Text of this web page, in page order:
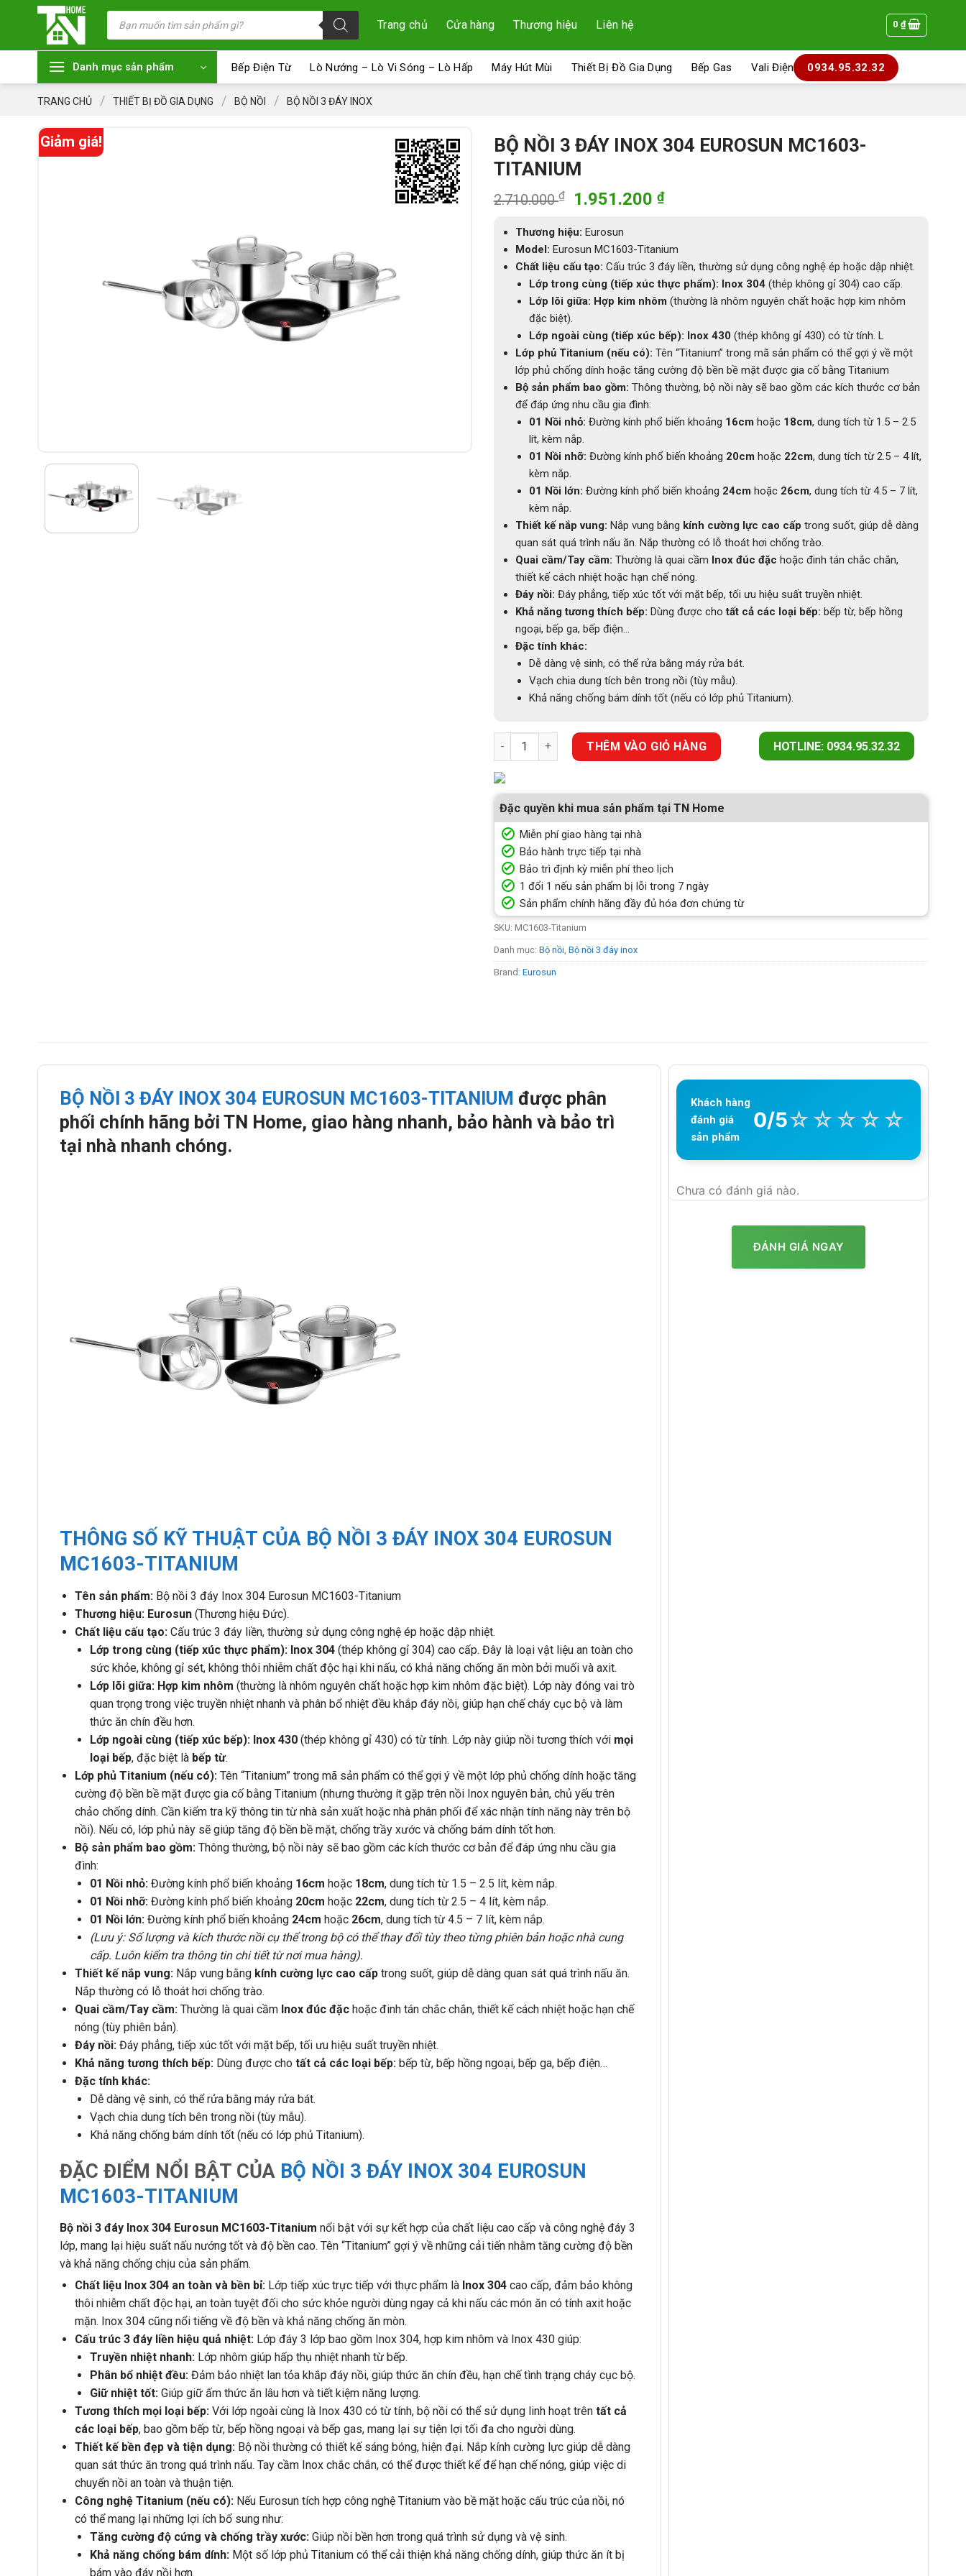
Tìm
kiếm
phẩm
Trang chủ Cửa hàng Thương hiệu Liên hệ 0 ₫
Danh mục sản phẩm Bếp Điện Từ Lò Nướng – Lò Vi Sóng – Lò Hấp Máy Hút Mùi Thiết Bị Đồ Gia Dụng Bếp Gas Vali Điện 0934.95.32.32
TRANG CHỦ / THIẾT BỊ ĐỒ GIA DỤNG / BỘ NỒI / BỘ NỒI 3 ĐÁY INOX
Giảm giá!
BỘ NỒI 3 ĐÁY INOX 304 EUROSUN MC1603-
TITANIUM
2.710.000₫
Giá
là:
2.710.000 ₫.
1.951.200 ₫Giá
là:
1.951.200 ₫.
Thương hiệu: Eurosun
Model: Eurosun MC1603-Titanium
Chất liệu cấu tạo: Cấu trúc 3 đáy liền, thường sử dụng công nghệ ép hoặc dập nhiệt.
Lớp trong cùng (tiếp xúc thực phẩm): Inox 304 (thép không gỉ 304) cao cấp.
Lớp lõi giữa: Hợp kim nhôm (thường là nhôm nguyên chất hoặc hợp kim nhôm
đặc biệt).
Lớp ngoài cùng (tiếp xúc bếp): Inox 430 (thép không gỉ 430) có từ tính. L
Lớp phủ Titanium (nếu có): Tên “Titanium” trong mã sản phẩm có thể gợi ý về một
lớp phủ chống dính hoặc tăng cường độ bền bề mặt được gia cố bằng Titanium
Bộ sản phẩm bao gồm: Thông thường, bộ nồi này sẽ bao gồm các kích thước cơ bản
để đáp ứng nhu cầu gia đình:
01 Nồi nhỏ: Đường kính phổ biến khoảng 16cm hoặc 18cm, dung tích từ 1.5 – 2.5
lít, kèm nắp.
01 Nồi nhỡ: Đường kính phổ biến khoảng 20cm hoặc 22cm, dung tích từ 2.5 – 4 lít,
kèm nắp.
01 Nồi lớn: Đường kính phổ biến khoảng 24cm hoặc 26cm, dung tích từ 4.5 – 7 lít,
kèm nắp.
Thiết kế nắp vung: Nắp vung bằng kính cường lực cao cấp trong suốt, giúp dễ dàng
quan sát quá trình nấu ăn. Nắp thường có lỗ thoát hơi chống trào.
Quai cầm/Tay cầm: Thường là quai cầm Inox đúc đặc hoặc đinh tán chắc chắn,
thiết kế cách nhiệt hoặc hạn chế nóng.
Đáy nồi: Đáy phẳng, tiếp xúc tốt với mặt bếp, tối ưu hiệu suất truyền nhiệt.
Khả năng tương thích bếp: Dùng được chotất cả các loại bếp: bếp từ, bếp hồng
ngoại, bếp ga, bếp điện…
Đặc tính khác:
Dễ dàng vệ sinh, có thể rửa bằng máy rửa bát.
Vạch chia dung tích bên trong nồi (tùy mẫu).
Khả năng chống bám dính tốt (nếu có lớp phủ Titanium).
BỘ NỒI 3 ĐÁY INOX 304 EUROSUN MC1603-TITANIUM số lượng
THÊM VÀO GIỎ HÀNG HOTLINE: 0934.95.32.32
Đặc quyền khi mua sản phẩm tại TN Home
Miễn phí giao hàng tại nhà
Bảo hành trực tiếp tại nhà
Bảo trì định kỳ miễn phí theo lịch
1 đổi 1 nếu sản phẩm bị lỗi trong 7 ngày
Sản phẩm chính hãng đầy đủ hóa đơn chứng từ
SKU: MC1603-Titanium
Danh mục: Bộ nồi Bộ nồi 3 đáy inox
Brand: Eurosun
BỘ NỒI 3 ĐÁY INOX 304 EUROSUN MC1603-TITANIUM được phân
phối chính hãng bởi TN Home, giao hàng nhanh, bảo hành và bảo trì
tại nhà nhanh chóng.
THÔNG SỐ KỸ THUẬT CỦA BỘ NỒI 3 ĐÁY INOX 304 EUROSUN
MC1603-TITANIUM
Tên sản phẩm:Bộ nồi 3 đáy Inox 304 Eurosun MC1603-Titanium
Thương hiệu: Eurosun(Thương hiệu Đức).
Chất liệu cấu tạo:Cấu trúc 3 đáy liền, thường sử dụng công nghệ ép hoặc dập nhiệt.
Lớp trong cùng (tiếp xúc thực phẩm): Inox 304(thép không gỉ 304) cao cấp. Đây là loại vật liệu an toàn cho
sức khỏe, không gỉ sét, không thôi nhiễm chất độc hại khi nấu, có khả năng chống ăn mòn bởi muối và axit.
Lớp lõi giữa: Hợp kim nhôm (thường là nhôm nguyên chất hoặc hợp kim nhôm đặc biệt). Lớp này đóng vai trò
quan trọng trong việc truyền nhiệt nhanh và phân bổ nhiệt đều khắp đáy nồi, giúp hạn chế cháy cục bộ và làm
thức ăn chín đều hơn.
Lớp ngoài cùng (tiếp xúc bếp): Inox 430(thép không gỉ 430) có từ tính. Lớp này giúp nồi tương thích với mọi
loại bếp, đặc biệt là bếp từ.
Lớp phủ Titanium (nếu có):Tên “Titanium” trong mã sản phẩm có thể gợi ý về một lớp phủ chống dính hoặc tăng
cường độ bền bề mặt được gia cố bằng Titanium (nhưng thường ít gặp trên nồi Inox nguyên bản, chủ yếu trên
chảo chống dính. Cần kiểm tra kỹ thông tin từ nhà sản xuất hoặc nhà phân phối để xác nhận tính năng này trên bộ
nồi). Nếu có, lớp phủ này sẽ giúp tăng độ bền bề mặt, chống trầy xước và chống bám dính tốt hơn.
Bộ sản phẩm bao gồm:Thông thường, bộ nồi này sẽ bao gồm các kích thước cơ bản để đáp ứng nhu cầu gia
đình:
01 Nồi nhỏ:Đường kính phổ biến khoảng 16cm hoặc 18cm, dung tích từ 1.5 – 2.5 lít, kèm nắp.
01 Nồi nhỡ:Đường kính phổ biến khoảng 20cm hoặc 22cm, dung tích từ 2.5 – 4 lít, kèm nắp.
01 Nồi lớn:Đường kính phổ biến khoảng 24cm hoặc 26cm, dung tích từ 4.5 – 7 lít, kèm nắp.
(Lưu ý: Số lượng và kích thước nồi cụ thể trong bộ có thể thay đổi tùy theo từng phiên bản hoặc nhà cung
cấp. Luôn kiểm tra thông tin chi tiết từ nơi mua hàng).
Thiết kế nắp vung:Nắp vung bằng kính cường lực cao cấptrong suốt, giúp dễ dàng quan sát quá trình nấu ăn.
Nắp thường có lỗ thoát hơi chống trào.
Quai cầm/Tay cầm:Thường là quai cầm Inox đúc đặchoặc đinh tán chắc chắn, thiết kế cách nhiệt hoặc hạn chế
nóng (tùy phiên bản).
Đáy nồi:Đáy phẳng, tiếp xúc tốt với mặt bếp, tối ưu hiệu suất truyền nhiệt.
Khả năng tương thích bếp:Dùng được cho tất cả các loại bếp:bếp từ, bếp hồng ngoại, bếp ga, bếp điện…
Đặc tính khác:
Dễ dàng vệ sinh, có thể rửa bằng máy rửa bát.
Vạch chia dung tích bên trong nồi (tùy mẫu).
Khả năng chống bám dính tốt (nếu có lớp phủ Titanium).
ĐẶC ĐIỂM NỔI BẬT CỦA BỘ NỒI 3 ĐÁY INOX 304 EUROSUN
MC1603-TITANIUM
Bộ nồi 3 đáy Inox 304 Eurosun MC1603-Titanium nổi bật với sự kết hợp của chất liệu cao cấp và công nghệ đáy 3
lớp, mang lại hiệu suất nấu nướng tốt và độ bền cao. Tên “Titanium” gợi ý về những cải tiến nhằm tăng cường độ bền
và khả năng chống chịu của sản phẩm.
Chất liệu Inox 304 an toàn và bền bỉ:Lớp tiếp xúc trực tiếp với thực phẩm là Inox 304cao cấp, đảm bảo không
thôi nhiễm chất độc hại, an toàn tuyệt đối cho sức khỏe người dùng ngay cả khi nấu các món ăn có tính axit hoặc
mặn. Inox 304 cũng nổi tiếng về độ bền và khả năng chống ăn mòn.
Cấu trúc 3 đáy liền hiệu quả nhiệt:Lớp đáy 3 lớp bao gồm Inox 304, hợp kim nhôm và Inox 430 giúp:
Truyền nhiệt nhanh:Lớp nhôm giúp hấp thụ nhiệt nhanh từ bếp.
Phân bổ nhiệt đều:Đảm bảo nhiệt lan tỏa khắp đáy nồi, giúp thức ăn chín đều, hạn chế tình trạng cháy cục bộ.
Giữ nhiệt tốt:Giúp giữ ấm thức ăn lâu hơn và tiết kiệm năng lượng.
Tương thích mọi loại bếp:Với lớp ngoài cùng là Inox 430 có từ tính, bộ nồi có thể sử dụng linh hoạt trên tất cả
các loại bếp, bao gồm bếp từ, bếp hồng ngoại và bếp gas, mang lại sự tiện lợi tối đa cho người dùng.
Thiết kế bền đẹp và tiện dụng:Bộ nồi thường có thiết kế sáng bóng, hiện đại. Nắp kính cường lực giúp dễ dàng
quan sát thức ăn trong quá trình nấu. Tay cầm Inox chắc chắn, có thể được thiết kế để hạn chế nóng, giúp việc di
chuyển nồi an toàn và thuận tiện.
Công nghệ Titanium (nếu có):Nếu Eurosun tích hợp công nghệ Titanium vào bề mặt hoặc cấu trúc của nồi, nó
có thể mang lại những lợi ích bổ sung như:
Tăng cường độ cứng và chống trầy xước:Giúp nồi bền hơn trong quá trình sử dụng và vệ sinh.
Khả năng chống bám dính:Một số lớp phủ Titanium có thể cải thiện khả năng chống dính, giúp thức ăn ít bị
bám vào đáy nồi hơn.
Khách hàng
đánh giá
sản phẩm
0/5☆ ☆ ☆ ☆ ☆
Chưa có đánh giá nào.
ĐÁNH GIÁ NGAY